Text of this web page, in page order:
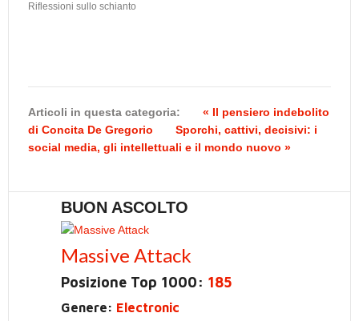
Riflessioni sullo schianto
Articoli in questa categoria:
« Il pensiero indebolito
di Concita De Gregorio
Sporchi, cattivi, decisivi: i
social media, gli intellettuali e il mondo nuovo »
BUON ASCOLTO
Massive Attack
Posizione Top 1000: 185
Genere: Electronic